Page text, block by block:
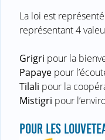
La loi est
représentant 4
Grigri pour la
Papaye pour
Tilali pour la
Mistigri pour
POUR LES